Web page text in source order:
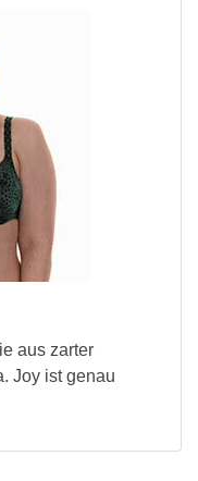
aus zarter
Joy ist genau